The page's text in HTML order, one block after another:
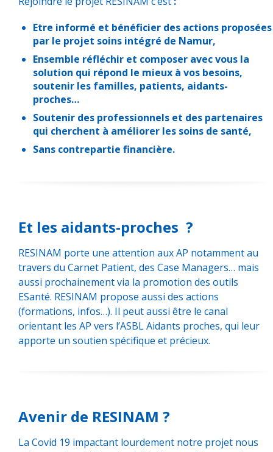
Etre informé et bénéficier des actions proposées
par le projet soins intégré de Namur,
Ensemble réfléchir et composer avec vous la
solution qui répond le mieux à vos besoins,
soutenir les familles, patients, aidants-
proches…
Soutenir des professionnels et des partenaires
qui cherchent à améliorer les soins de santé,
Sans contrepartie financière.
Et les aidants-proches ?
RESINAM porte une attention aux AP notamment au
travers du Carnet Patient, des Case Managers… mais
aussi prochainement via la promotion des outils
ESanté. RESINAM propose aussi des actions
(formations, infos…). Il peut aussi être le canal
orientant les AP vers l’ASBL Aidants proches, qui leur
apporte un soutien spécifique et précieux.
Avenir de RESINAM ?
La Covid 19 impactant lourdement notre projet nous